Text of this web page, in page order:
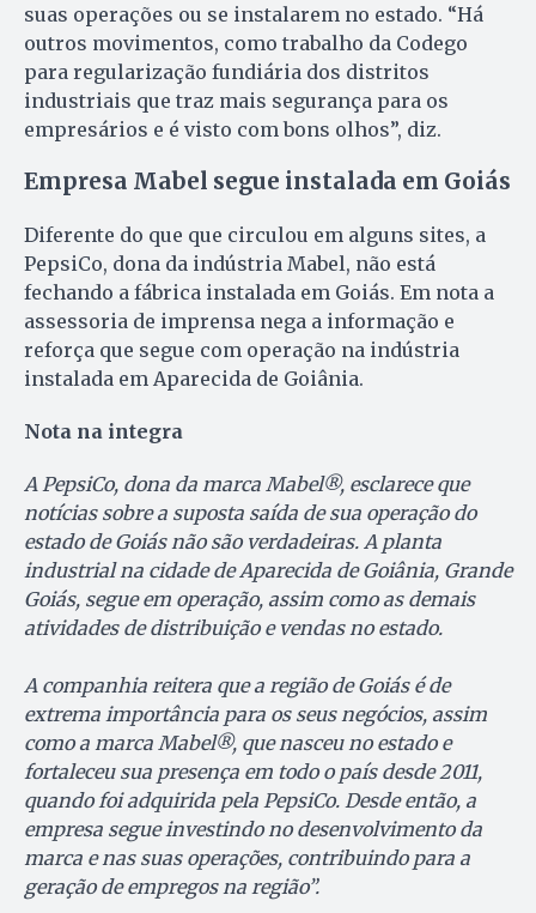
suas operações ou se instalarem no estado. “Há
outros movimentos, como trabalho da Codego
para regularização fundiária dos distritos
industriais que traz mais segurança para os
empresários e é visto com bons olhos”, diz.
Empresa Mabel segue instalada em Goiás
Diferente do que que circulou em alguns sites, a
PepsiCo, dona da indústria Mabel, não está
fechando a fábrica instalada em Goiás. Em nota a
assessoria de imprensa nega a informação e
reforça que segue com operação na indústria
instalada em Aparecida de Goiânia.
Nota na integra
A PepsiCo, dona da marca Mabel®, esclarece que
notícias sobre a suposta saída de sua operação do
estado de Goiás não são verdadeiras. A planta
industrial na cidade de Aparecida de Goiânia, Grande
Goiás, segue em operação, assim como as demais
atividades de distribuição e vendas no estado.
A companhia reitera que a região de Goiás é de
extrema importância para os seus negócios, assim
como a marca Mabel®, que nasceu no estado e
fortaleceu sua presença em todo o país desde 2011,
quando foi adquirida pela PepsiCo. Desde então, a
empresa segue investindo no desenvolvimento da
marca e nas suas operações, contribuindo para a
geração de empregos na região”.